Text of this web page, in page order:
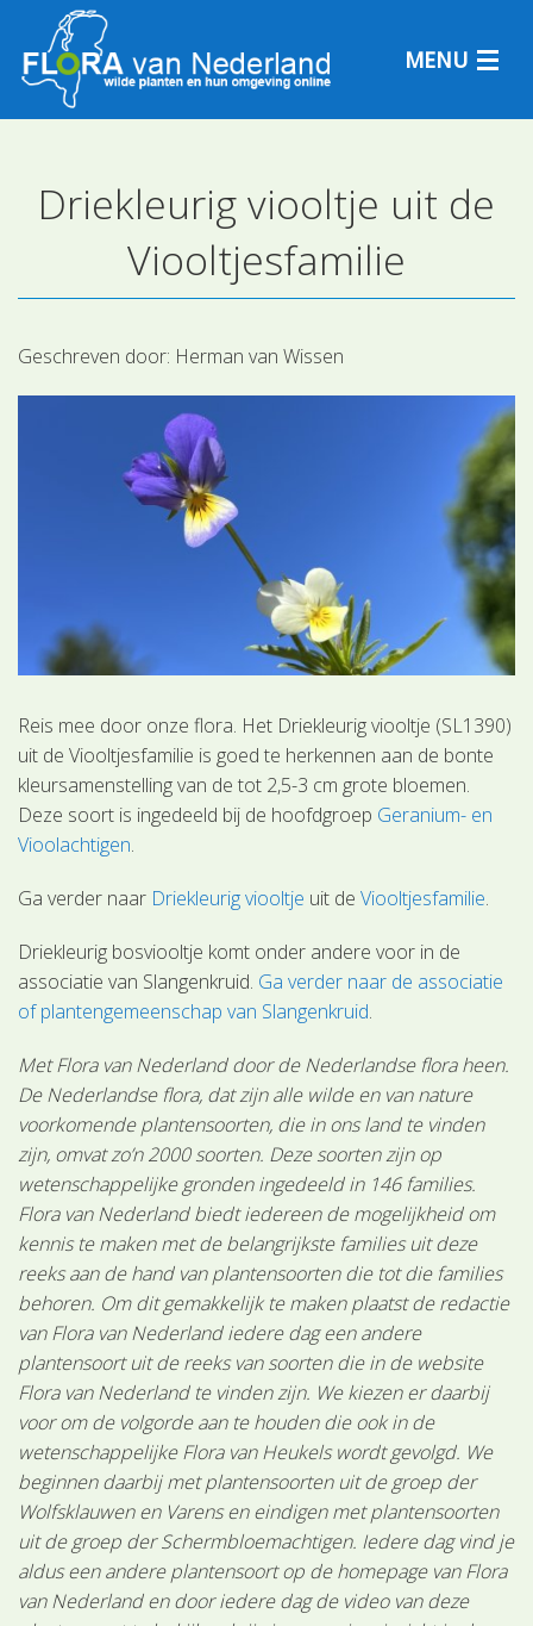
MENU
Plantensoorten
Plantengemeenschappen
Determineren
Driekleurig viooltje uit de
Viooltjesfamilie
Geschreven door: Herman van Wissen
Reis mee door onze flora. Het Driekleurig viooltje (SL1390)
uit de Viooltjesfamilie is goed te herkennen aan de bonte
kleursamenstelling van de tot 2,5-3 cm grote bloemen.
Deze soort is ingedeeld bij de hoofdgroep Geranium- en
Vioolachtigen.
Ga verder naar Driekleurig viooltje uit deViooltjesfamilie.
Driekleurig bosviooltje komt onder andere voor in de
associatie van Slangenkruid. Ga verder naar de associatie
of plantengemeenschap van Slangenkruid.
Met Flora van Nederland door de Nederlandse flora heen.
De Nederlandse flora, dat zijn alle wilde en van nature
voorkomende plantensoorten, die in ons land te vinden
zijn, omvat zo’n 2000 soorten. Deze soorten zijn op
wetenschappelijke gronden ingedeeld in 146 families.
Flora van Nederland biedt iedereen de mogelijkheid om
kennis te maken met de belangrijkste families uit deze
reeks aan de hand van plantensoorten die tot die families
behoren. Om dit gemakkelijk te maken plaatst de redactie
van Flora van Nederland iedere dag een andere
plantensoort uit de reeks van soorten die in de website
Flora van Nederland te vinden zijn. We kiezen er daarbij
voor om de volgorde aan te houden die ook in de
wetenschappelijke Flora van Heukels wordt gevolgd. We
beginnen daarbij met plantensoorten uit de groep der
Wolfsklauwen en Varens en eindigen met plantensoorten
uit de groep der Schermbloemachtigen. Iedere dag vind je
aldus een andere plantensoort op de homepage van Flora
van Nederland en door iedere dag de video van deze